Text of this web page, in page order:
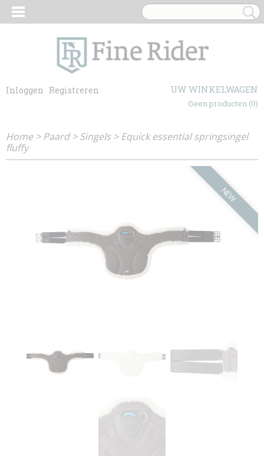
Inloggen Registreren UW WINKELWAGEN
Geen producten (0)
Home>Paard>Singels>Equick essential springsingel
fluffy
NEW